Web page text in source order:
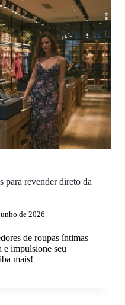
para revender direto da
de 2026
de roupas íntimas
e impulsione seu
mais!